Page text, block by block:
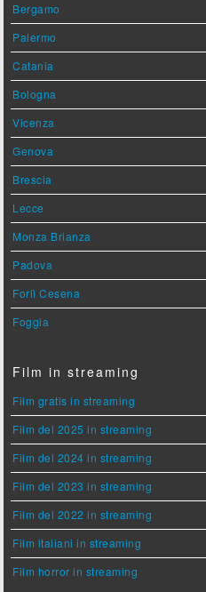
Bergamo
Palermo
Catania
Bologna
Vicenza
Genova
Brescia
Lecce
Monza Brianza
Padova
Forlì Cesena
Foggia
Film in streaming
Film gratis in streaming
Film del 2025 in streaming
Film del 2024 in streaming
Film del 2023 in streaming
Film del 2022 in streaming
Film italiani in streaming
Film horror in streaming